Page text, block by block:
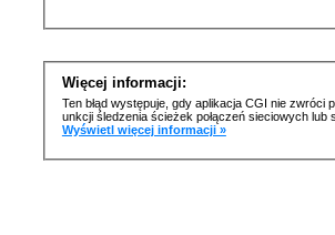
Więcej informacji:
Ten błąd występuje, gdy aplikacja CGI nie
unkcji śledzenia ścieżek połączeń sieciowych
Wyświetl więcej informacji »